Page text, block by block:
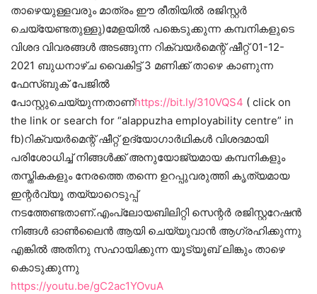
താഴെയുള്ളവരും മാത്രം ഈ രീതിയിൽ രജിസ്റ്റർ
ചെയ്യേണ്ടതുള്ളു)മേളയിൽ പങ്കെടുക്കുന്ന കമ്പനികളുടെ
വിശദ വിവരങ്ങൾ അടങ്ങുന്ന റിക്വയർമെന്റ് ഷീറ്റ് 01-12-
2021 ബുധനാഴ്ച വൈകിട്ട് 3 മണിക്ക് താഴെ കാണുന്ന
ഫേസ്ബുക് പേജിൽ
പോസ്റ്റുചെയ്യുന്നതാണ്https://bit.ly/310VQS4 ( click on
the link or search for “alappuzha employability centre” in
fb)റിക്വയർമെന്റ് ഷീറ്റ് ഉദ്യോഗാർഥികൾ വിശദമായി
പരിശോധിച്ച് നിങ്ങൾക്ക് അനുയോജ്യമായ കമ്പനികളും
തസ്തികകളും നേരത്തെ തന്നെ ഉറപ്പുവരുത്തി കൃത്യമായ
ഇന്റർവ്യൂ തയ്യാറെടുപ്പ്
നടത്തേണ്ടതാണ്.എംപ്ലോയബിലിറ്റി സെന്റർ രജിസ്റ്ററേഷൻ
നിങ്ങൾ ഓൺലൈൻ ആയി ചെയ്യുവാൻ ആഗ്രഹിക്കുന്നു
എങ്കിൽ അതിനു സഹായിക്കുന്ന യൂട്യൂബ് ലിങ്കും താഴെ
കൊടുക്കുന്നു
https://youtu.be/gC2ac1YOvuA